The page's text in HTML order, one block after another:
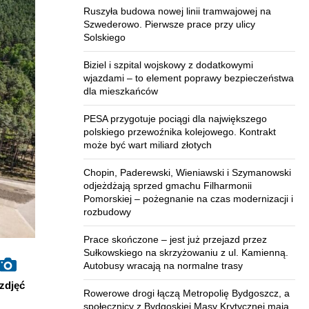
Ruszyła budowa nowej linii tramwajowej na
Szwederowo. Pierwsze prace przy ulicy
Solskiego
Biziel i szpital wojskowy z dodatkowymi
wjazdami – to element poprawy bezpieczeństwa
dla mieszkańców
PESA przygotuje pociągi dla największego
polskiego przewoźnika kolejowego. Kontrakt
może być wart miliard złotych
Chopin, Paderewski, Wieniawski i Szymanowski
odjeżdżają sprzed gmachu Filharmonii
Pomorskiej – pożegnanie na czas modernizacji i
rozbudowy
Prace skończone – jest już przejazd przez
Sułkowskiego na skrzyżowaniu z ul. Kamienną.
Autobusy wracają na normalne trasy
Rowerowe drogi łączą Metropolię Bydgoszcz, a
społecznicy z Bydgoskiej Masy Krytycznej mają